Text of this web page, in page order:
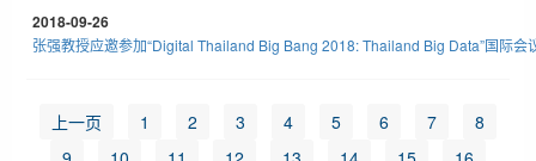
2018-09-26
张强教授应邀参加“Digital Thailand Big Bang 2018: Thailand Big Data”国际会
上一页 1 2 3 4 5 6 7
8